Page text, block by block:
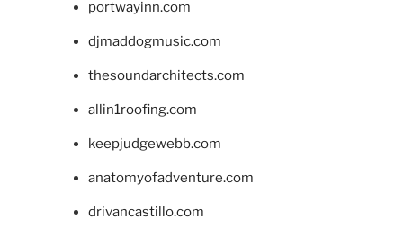
portwayinn.com
djmaddogmusic.com
thesoundarchitects.com
allin1roofing.com
keepjudgewebb.com
anatomyofadventure.com
drivancastillo.com